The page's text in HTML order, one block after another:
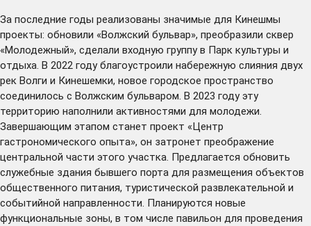
За последние годы реализованы значимые для Кинешмы
проекты: обновили «Волжский бульвар», преобразили сквер
«Молодежный», сделали входную группу в Парк культуры и
отдыха. В 2022 году благоустроили набережную слияния двух
рек Волги и Кинешемки, новое городское пространство
соединилось с Волжским бульваром. В 2023 году эту
территорию наполнили активностями для молодежи.
Завершающим этапом станет проект «Центр
гастрономического опыта», он затронет преображение
центральной части этого участка. Предлагается обновить
служебные здания бывшего порта для размещения объектов
общественного питания, туристической развлекательной и
событийной направленности. Планируются новые
функциональные зоны, в том числе павильон для проведения